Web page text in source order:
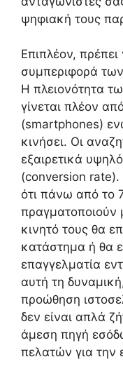
ψηφιακή τους
Επιπλέον,
συμπεριφορά
Η πλειονότητα
γίνεται πλέον
(smartphones)
κινήσει. Οι
εξαιρετικά
(conversion rate).
ότι πάνω από το
πραγματοποιούν
κινητό τους θα
κατάστημα ή θα
επαγγελματία
αυτή τη
προώθηση
δεν είναι απλά
άμεση πηγή
πελατών για την